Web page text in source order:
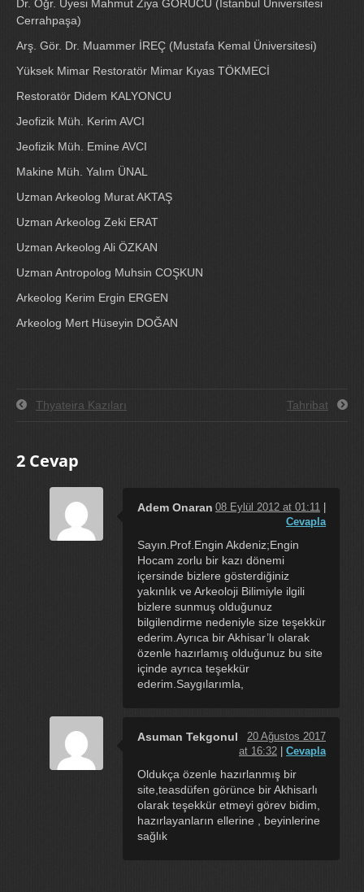
Dr. Öğr. Üyesi Mahmut Ziya GÖRÜCÜ (İstanbul Üniversitesi
Cerrahpaşa)
Arş. Gör. Dr. Muammer İREÇ (Mustafa Kemal Üniversitesi)
Yüksek Mimar Restoratör Mimar Kıyas TÖKMECİ
Restoratör Didem KALYONCU
Jeofizik Müh. Kerim AVCI
Jeofizik Müh. Emine AVCI
Makine Müh. Yalım ÜNAL
Uzman Arkeolog Murat AKTAŞ
Uzman Arkeolog Zeki ERAT
Uzman Arkeolog Ali ÖZKAN
Uzman Antropolog Muhsin COŞKUN
Arkeolog Kerim Ergin ERGEN
Arkeolog Mert Hüseyin DOĞAN
Thyateira Kazıları Tahribat
2 Cevap
Adem Onaran 08 Eylül 2012 at 01:11
Cevapla
Sayın.Prof.Engin Akdeniz;Engin
Hocam zorlu bir kazı dönemi
içersinde bizlere gösterdiğiniz
yakınlık ve Arkeoloji Bilimiyle ilgili
bizlere sunmuş olduğunuz
bilgilendirme nedeniyle size teşekkür
ederim.Ayrıca bir Akhisar’lı olarak
özenle hazırlamış olduğunuz bu site
içinde ayrıca teşekkür
ederim.Saygılarımla,
Asuman Tekgonul
20 Ağustos 2017
at 16:32
Cevapla
Oldukça özenle hazırlanmış bir
site,teasdüfen görünce bir Akhisarlı
olarak teşekkür etmeyi görev bidim,
hazırlayanların ellerine , beyinlerine
sağlık